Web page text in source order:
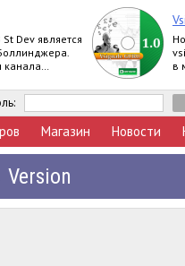
Dev является
канала
в
Магазин Новости
Version